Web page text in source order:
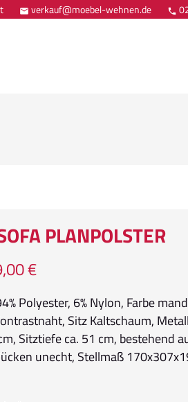
 verkauf@moebel-wehnen.de 
PLANPOLSTER
€
Polyester, 6% Nylon, Farbe
Sitz Kaltschaum,
Sitztiefe ca. 51 cm, bestehend
unecht, Stellmaß